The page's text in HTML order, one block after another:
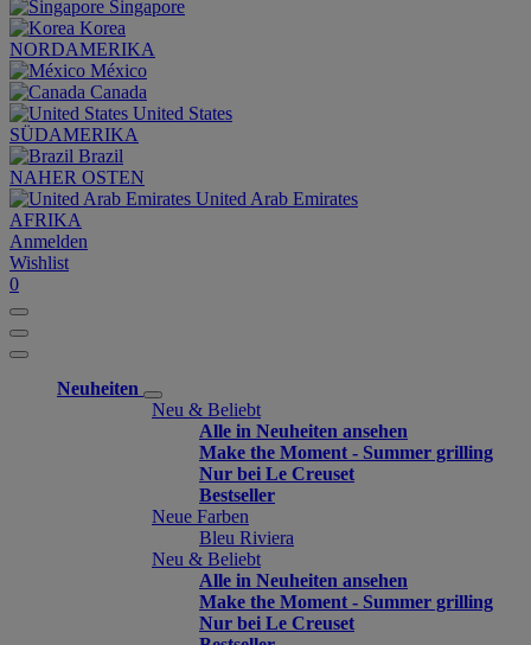
Singapore
Korea
NORDAMERIKA
México
Canada
United States
SÜDAMERIKA
Brazil
NAHER OSTEN
United Arab Emirates
AFRIKA
Anmelden
Wishlist
0
Neuheiten
Neu & Beliebt
Alle in Neuheiten ansehen
Make the Moment - Summer grilling
Nur bei Le Creuset
Bestseller
Neue Farben
Bleu Riviera
Neu & Beliebt
Alle in Neuheiten ansehen
Make the Moment - Summer grilling
Nur bei Le Creuset